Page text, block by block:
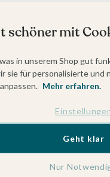
schöner mit
in unserem Shop gut
sie für personalisierte
Mehr erfahren.
Nur
Geht klar